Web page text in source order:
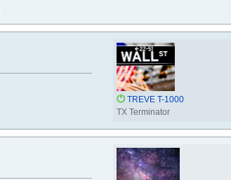
TREVE T-1000
TX Terminator